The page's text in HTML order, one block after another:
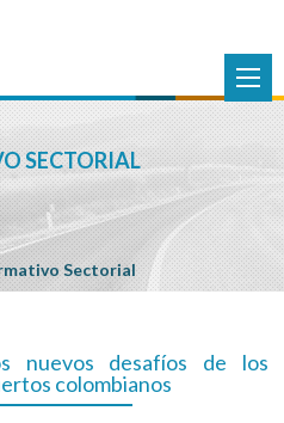
SECTORIAL
Sectorial
nuevos desafíos de los
colombianos